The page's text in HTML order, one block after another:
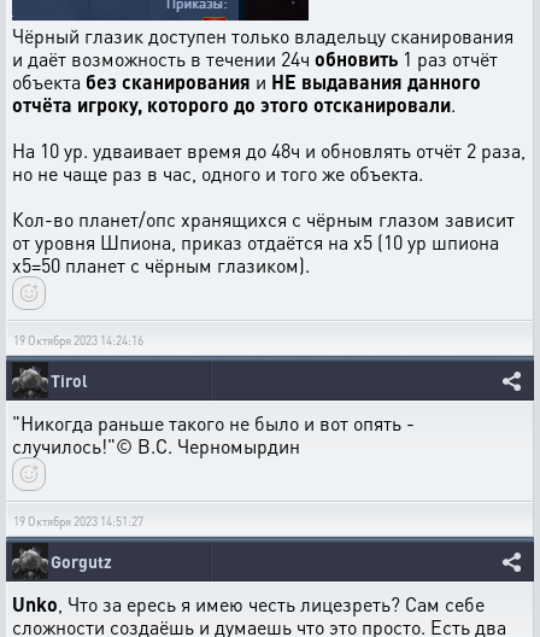
Чёрный глазик доступен только владельцу сканирования
и даёт возможность в течении 24ч обновить 1 раз отчёт
объекта без сканирования и НЕ выдавания данного
отчёта игроку, которого до этого отсканировали.
На 10 ур. удваивает время до 48ч и обновлять отчёт 2 раза,
но не чаще раз в час, одного и того же объекта.
Кол-во планет/опс хранящихся с чёрным глазом зависит
от уровня Шпиона, приказ отдаётся на х5 (10 ур шпиона
х5=50 планет с чёрным глазиком).
19 Октября 2023 14:24:16
Tirol
"Никогда раньше такого не было и вот опять -
случилось!"© В.С. Черномырдин
19 Октября 2023 14:51:27
Gorgutz
Unko , Что за ересь я имею честь лицезреть? Сам себе
сложности создаёшь и думаешь что это просто. Есть два